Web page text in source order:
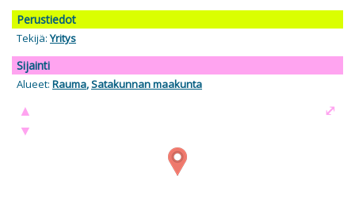
Perustiedot
Tekijä:Yritys
Sijainti
Alueet: Rauma,Satakunnan maakunta
▲
▼
⤢